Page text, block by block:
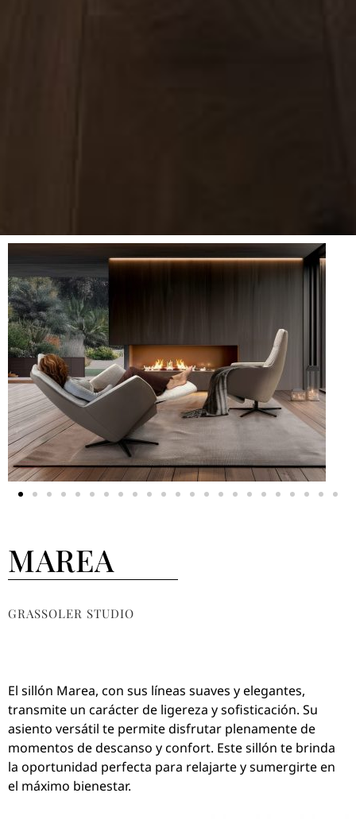
MAREA
GRASSOLER STUDIO
El sillón Marea, con sus líneas suaves y elegantes,
transmite un carácter de ligereza y sofisticación. Su
asiento versátil te permite disfrutar plenamente de
momentos de descanso y confort. Este sillón te brinda
la oportunidad perfecta para relajarte y sumergirte en
el máximo bienestar.